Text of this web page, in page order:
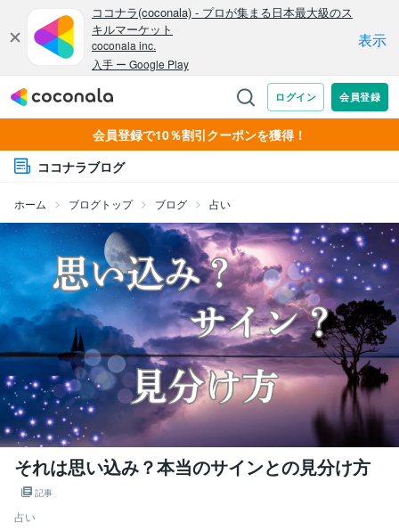
会員登録で10％割引クーポンを獲得！
ココナラブログ
ホーム ブログトップ ブログ 占い
それは思い込み？本当のサインとの見分け方
記事
占い